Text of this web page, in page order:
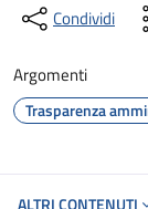
Condividi
Argomenti
Trasparenza
ALTRI CONTENUTI